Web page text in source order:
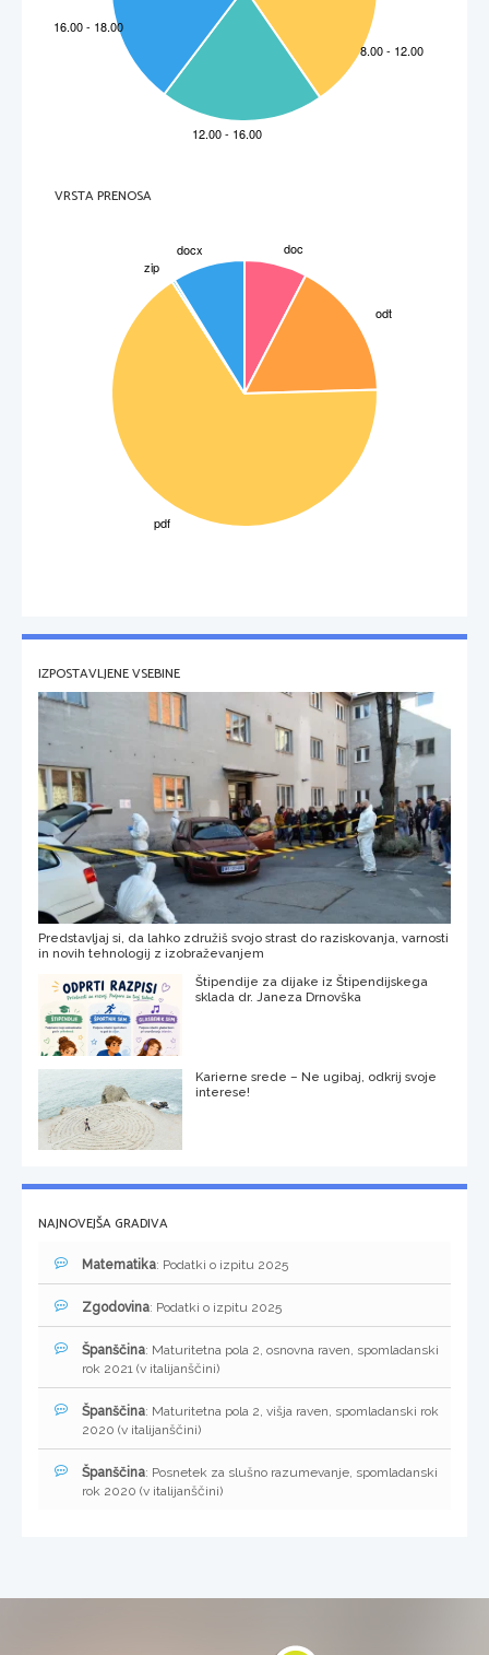
VRSTA PRENOSA
IZPOSTAVLJENE VSEBINE
Predstavljaj si, da lahko združiš svojo strast do raziskovanja, varnosti
in novih tehnologij z izobraževanjem
Štipendije za dijake iz Štipendijskega
sklada dr. Janeza Drnovška
Karierne srede – Ne ugibaj, odkrij svoje
interese!
NAJNOVEJŠA GRADIVA
Matematika: Podatki o izpitu 2025
Zgodovina: Podatki o izpitu 2025
Španščina: Maturitetna pola 2, osnovna raven, spomladanski
rok 2021 (v italijanščini)
Španščina: Maturitetna pola 2, višja raven, spomladanski rok
2020 (v italijanščini)
Španščina: Posnetek za slušno razumevanje, spomladanski
rok 2020 (v italijanščini)